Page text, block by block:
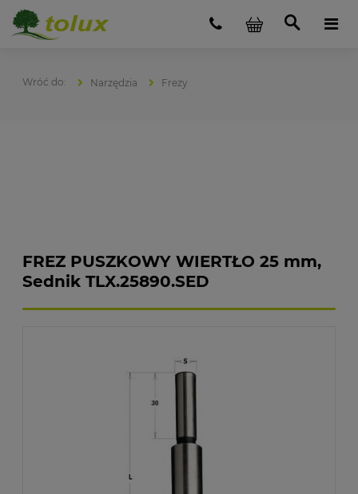
Narzędzia Frezy
FREZ PUSZKOWY WIERTŁO 25 mm,
Sednik TLX.25890.SED